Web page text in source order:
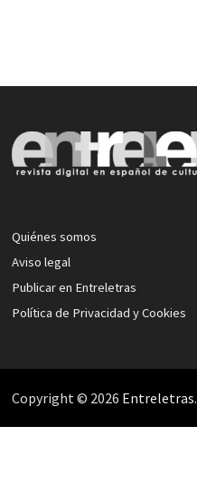
Quiénes somos
Aviso legal
Publicar en Entreletras
Política de Privacidad y Cookies
Copyright © 2026 Entreletras.